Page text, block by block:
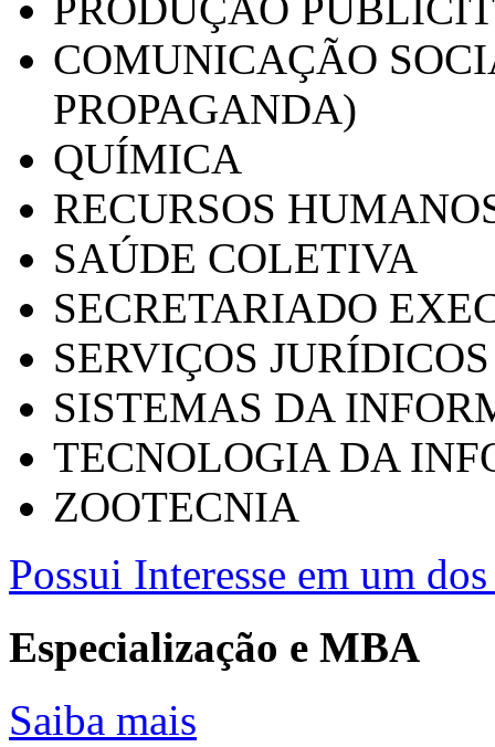
COMUNICAÇÃO
PROPAGANDA)
QUÍMICA
RECURSOS
SAÚDE COLETIVA
SECRETARIADO
SERVIÇOS
SISTEMAS DA
TECNOLOGIA DA
ZOOTECNIA
Possui Interesse em um
Especialização e MBA
Saiba mais